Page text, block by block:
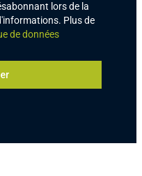
lors de la
Plus de
de données